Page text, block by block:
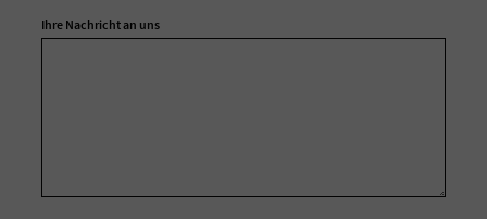
Ihre Nachricht an uns